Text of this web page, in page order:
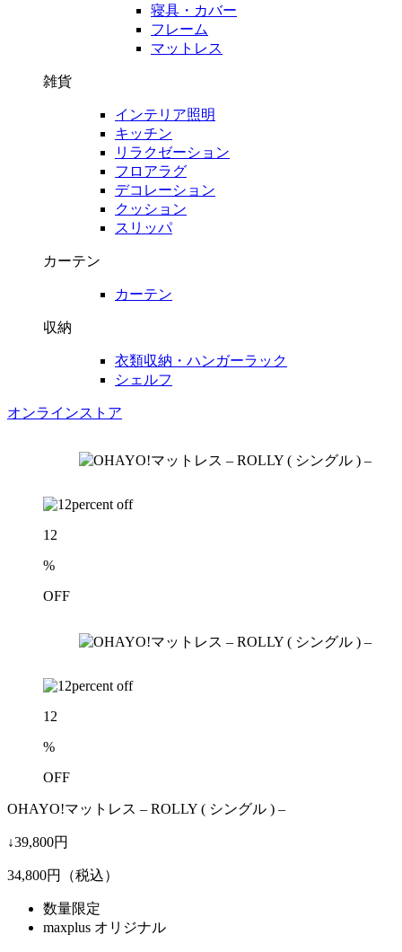
寝具・カバー
フレーム
マットレス
雑貨
インテリア照明
キッチン
リラクゼーション
フロアラグ
デコレーション
クッション
スリッパ
カーテン
カーテン
収納
衣類収納・ハンガーラック
シェルフ
オンラインストア
12
%
OFF
12
%
OFF
OHAYO!マットレス – ROLLY ( シングル ) –
↓39,800円
34,800円（税込）
数量限定
maxplus オリジナル